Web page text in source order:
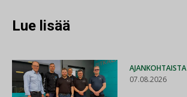
Lue lisää
AJANKOHTAISTA
07.08.2026